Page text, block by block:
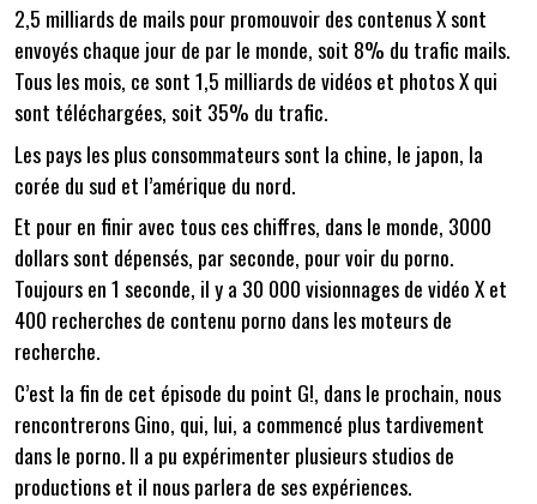
2,5 milliards de mails pour promouvoir des contenus X sont
envoyés chaque jour de par le monde, soit 8% du trafic mails.
Tous les mois, ce sont 1,5 milliards de vidéos et photos X qui
sont téléchargées, soit 35% du trafic.
Les pays les plus consommateurs sont la chine, le japon, la
corée du sud et l’amérique du nord.
Et pour en finir avec tous ces chiffres, dans le monde, 3000
dollars sont dépensés, par seconde, pour voir du porno.
Toujours en 1 seconde, il y a 30 000 visionnages de vidéo X et
400 recherches de contenu porno dans les moteurs de
recherche.
C’est la fin de cet épisode du point G!, dans le prochain, nous
rencontrerons Gino, qui, lui, a commencé plus tardivement
dans le porno. Il a pu expérimenter plusieurs studios de
productions et il nous parlera de ses expériences.